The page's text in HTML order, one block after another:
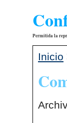
Permitida la
Inicio